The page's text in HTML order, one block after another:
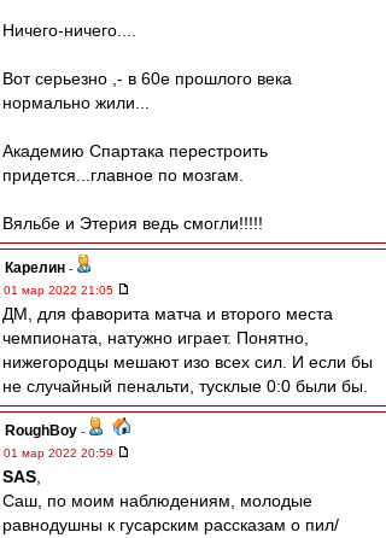
Ничего-ничего....
Вот серьезно ,- в 60е прошлого века
нормально жили...
Академию Спартака перестроить
придется...главное по мозгам.
Вяльбе и Этерия ведь смогли!!!!!
Карелин -
01 мар 2022 21:05
ДМ, для фаворита матча и второго места
чемпионата, натужно играет. Понятно,
нижегородцы мешают изо всех сил. И если бы
не случайный пенальти, тусклые 0:0 были бы.
RoughBoy -
01 мар 2022 20:59
SAS
Саш, по моим наблюдениям, молодые
равнодушны к гусарским рассказам о пил/